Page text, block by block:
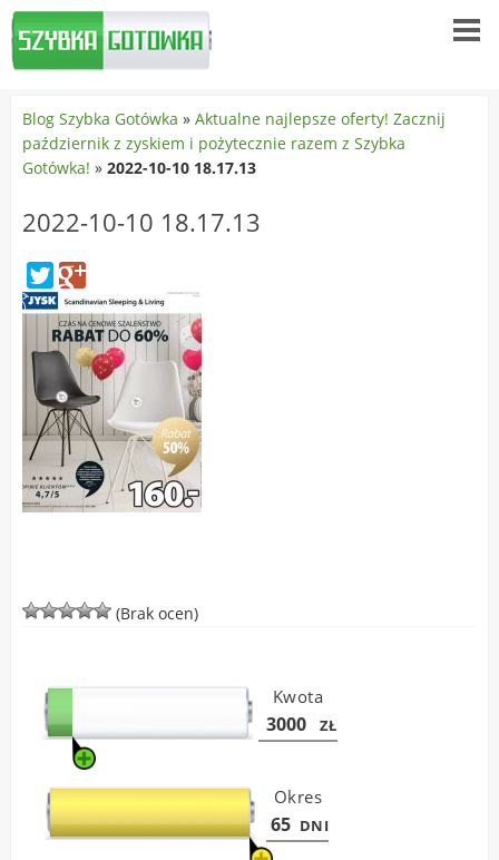
Blog Szybka Gotówka » Aktualne najlepsze oferty! Zacznij
październik z zyskiem i pożytecznie razem z Szybka
Gotówka! » 2022-10-10 18.17.13
2022-10-10 18.17.13
(Brak ocen)